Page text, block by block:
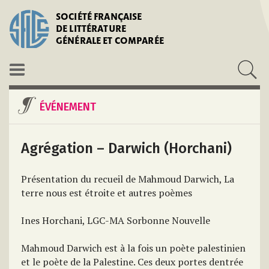
SOCIÉTÉ FRANÇAISE
DE LITTÉRATURE
GÉNÉRALE ET COMPARÉE
ÉVÉNEMENT
Agrégation – Darwich (Horchani)
Présentation du recueil de Mahmoud Darwich, La
terre nous est étroite et autres poèmes
Ines Horchani, LGC-MA Sorbonne Nouvelle
Mahmoud Darwich est à la fois un poète palestinien
et le poète de la Palestine. Ces deux portes dentrée